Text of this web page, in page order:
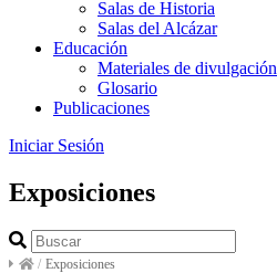
Salas de Historia
Salas del Alcázar
Educación
Materiales de divulgación
Glosario
Publicaciones
Iniciar Sesión
Exposiciones
/ Exposiciones